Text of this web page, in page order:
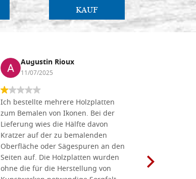
KAUF
Augustin Rioux
11/07/2025
Ich bestellte mehrere Holzplatten
zum Bemalen von Ikonen. Bei der
Lieferung wies die Hälfte davon
Kratzer auf der zu bemalenden
Oberfläche oder Sägespuren an den
Seiten auf. Die Holzplatten wurden
ohne die für die Herstellung von